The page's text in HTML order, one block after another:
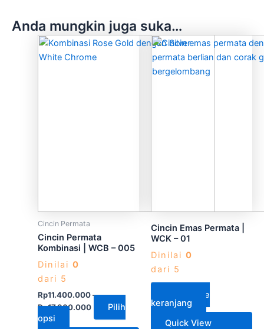
Anda mungkin juga suka…
Cincin Permata
Cincin Permata
Kombinasi | WCB – 005
Dinilai 0
dari 5
Rp11.400.000–
Rp17.900.000
Pilih
opsi
Produk
ini
Cincin Emas Permata |
WCK – 01
Dinilai 0
dari 5
Rp13.400.000
Tambah ke
keranjang
Quick View